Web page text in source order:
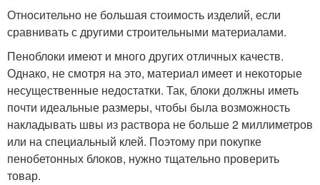
Относительно не большая стоимость изделий, если
сравнивать с другими строительными материалами.
Пеноблоки имеют и много других отличных качеств.
Однако, не смотря на это, материал имеет и некоторые
несущественные недостатки. Так, блоки должны иметь
почти идеальные размеры, чтобы была возможность
накладывать швы из раствора не больше 2 миллиметров
или на специальный клей. Поэтому при покупке
пенобетонных блоков, нужно тщательно проверить
товар.